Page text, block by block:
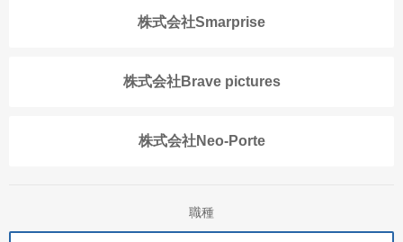
株式会社Smarprise
株式会社Brave pictures
株式会社Neo-Porte
職種